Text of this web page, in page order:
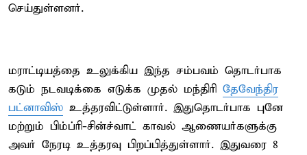
செய்துள்ளனர்.
மராட்டியத்தை உலுக்கிய இந்த சம்பவம் தொடர்பாக
கடும் நடவடிக்கை எடுக்க முதல் மந்திரி தேவேந்திர
பட்னாவிஸ் உத்தரவிட்டுள்ளார். இதுதொடர்பாக புனே
மற்றும் பிம்ப்ரி-சின்ச்வாட் காவல் ஆணையர்களுக்கு
அவர் நேரடி உத்தரவு பிறப்பித்துள்ளார். இதுவரை 8